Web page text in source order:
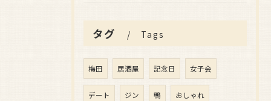
タグ Tags
梅田 居酒屋 記念日 女子会
デート ジン 鴨 おしゃれ